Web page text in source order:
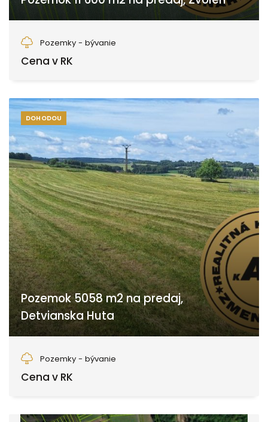
Pozemky - bývanie
Cena v RK
DOHODOU
Pozemok 5058 m2 na predaj,
Detvianska Huta
Pozemky - bývanie
Cena v RK